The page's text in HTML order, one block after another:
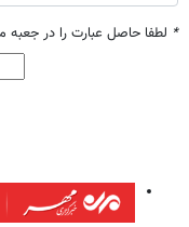
* لطفا حاصل عبارت را در جعبه